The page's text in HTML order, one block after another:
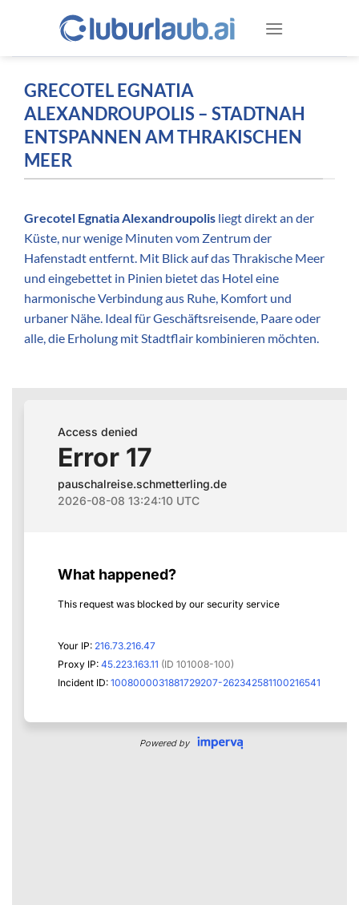
GRECOTEL EGNATIA
ALEXANDROUPOLIS – STADTNAH
ENTSPANNEN AM THRAKISCHEN
MEER
Grecotel Egnatia Alexandroupolis liegt direkt an der
Küste, nur wenige Minuten vom Zentrum der
Hafenstadt entfernt. Mit Blick auf das Thrakische Meer
und eingebettet in Pinien bietet das Hotel eine
harmonische Verbindung aus Ruhe, Komfort und
urbaner Nähe. Ideal für Geschäftsreisende, Paare oder
alle, die Erholung mit Stadtflair kombinieren möchten.